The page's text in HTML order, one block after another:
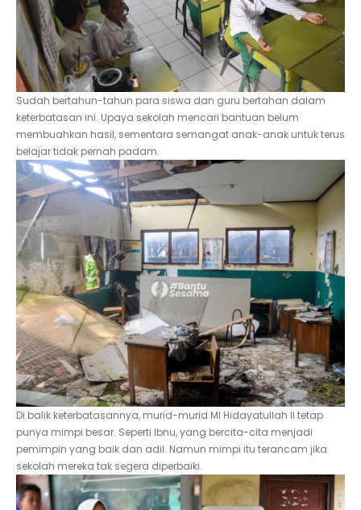
Sudah bertahun-tahun para siswa dan guru bertahan dalam
keterbatasan ini. Upaya sekolah mencari bantuan belum
membuahkan hasil, sementara semangat anak-anak untuk terus
belajar tidak pernah padam.
Di balik keterbatasannya, murid-murid MI Hidayatullah II tetap
punya mimpi besar. Seperti Ibnu, yang bercita-cita menjadi
pemimpin yang baik dan adil. Namun mimpi itu terancam jika
sekolah mereka tak segera diperbaiki.